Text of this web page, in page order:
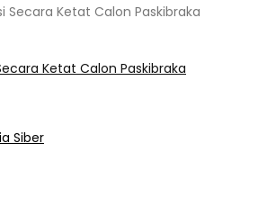
Ketat Calon Paskibraka
Siber